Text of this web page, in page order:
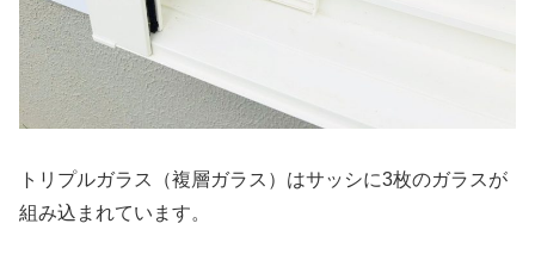
トリプルガラス（複層ガラス）はサッシに3枚のガラスが
組み込まれています。